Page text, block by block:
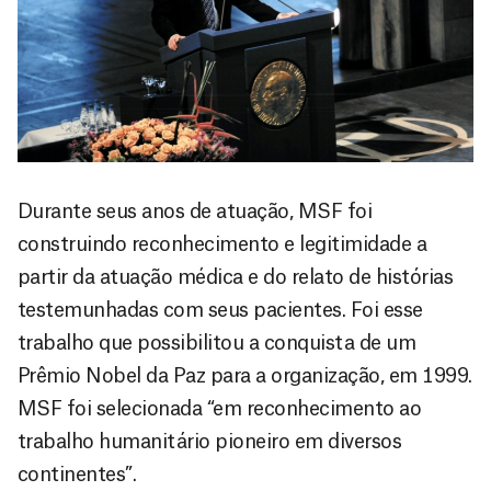
Durante seus anos de atuação, MSF foi
construindo reconhecimento e legitimidade a
partir da atuação médica e do relato de histórias
testemunhadas com seus pacientes. Foi esse
trabalho que possibilitou a conquista de um
Prêmio Nobel da Paz para a organização, em 1999.
MSF foi selecionada “em reconhecimento ao
trabalho humanitário pioneiro em diversos
continentes”.